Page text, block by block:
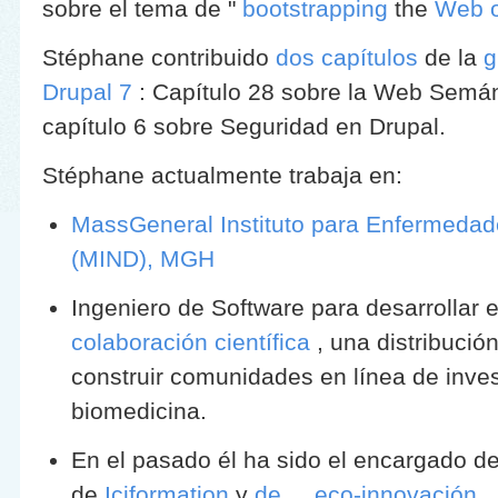
sobre el tema de " bootstrapping the Web
Stéphane contribuido dos capítulos de la
Drupal 7 : Capítulo 28 sobre la Web
capítulo 6 sobre Seguridad en Drupal.
Stéphane actualmente trabaja en:
MassGeneral Instituto para
(MIND), MGH
Ingeniero de Software para desarrollar
colaboración científica, una
construir comunidades en línea de
biomedicina.
En el pasado él ha sido el encargado